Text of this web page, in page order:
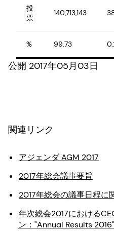
投
票
140,713,143
% 99.73
公開 2017年05月03日
関連リンク
アジェンダ AGM 2017
2017年総会議事要旨
2017年総会の議事日程に
年次総会2017における
ン："Annual Results 2016"